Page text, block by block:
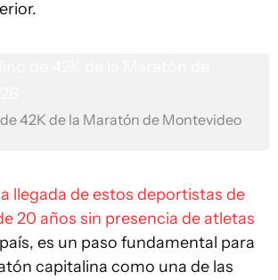
42K de la Maratón de Montevideo
llegada de estos deportistas de
20 años sin presencia de atletas
es un paso fundamental para
capitalina como una de las